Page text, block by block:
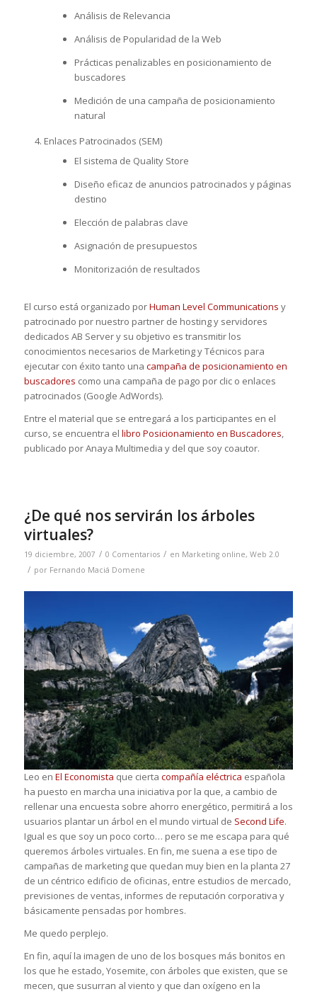
Análisis de Relevancia
Análisis de Popularidad de la Web
Prácticas penalizables en posicionamiento de
buscadores
Medición de una campaña de posicionamiento
natural
Enlaces Patrocinados (SEM)
El sistema de Quality Store
Diseño eficaz de anuncios patrocinados y páginas
destino
Elección de palabras clave
Asignación de presupuestos
Monitorización de resultados
El curso está organizado porHuman Level Communications y
patrocinado por nuestro partner de hosting y servidores
dedicados AB Server y su objetivo es transmitir los
conocimientos necesarios de Marketing y Técnicos para
ejecutar con éxito tanto una campaña de posicionamiento en
buscadores como una campaña de pago por clic o enlaces
patrocinados (Google AdWords).
Entre el material que se entregará a los participantes en el
curso, se encuentra el libro Posicionamiento en Buscadores,
publicado por Anaya Multimedia y del que soy coautor.
¿De qué nos servirán los árboles
virtuales?
19 diciembre, 2007 / 0 Comentarios / en Marketing online, Web 2.0
/ por Fernando Maciá Domene
Leo en El Economista que cierta compañía eléctrica española
ha puesto en marcha una iniciativa por la que, a cambio de
rellenar una encuesta sobre ahorro energético, permitirá a los
usuarios plantar un árbol en el mundo virtual de Second Life.
Igual es que soy un poco corto… pero se me escapa para qué
queremos árboles virtuales. En fin, me suena a ese tipo de
campañas de marketing que quedan muy bien en la planta 27
de un céntrico edificio de oficinas, entre estudios de mercado,
previsiones de ventas, informes de reputación corporativa y
básicamente pensadas por hombres.
Me quedo perplejo.
En fin, aquí la imagen de uno de los bosques más bonitos en
los que he estado, Yosemite, con árboles que existen, que se
mecen, que susurran al viento y que dan oxígeno en la